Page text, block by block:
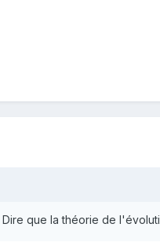
que la théorie de